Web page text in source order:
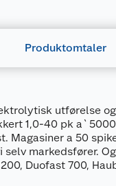
Produktomtaler
utførelse
1,0-40 pk
Magasiner a 50
markedsfører.
Duofast 700,